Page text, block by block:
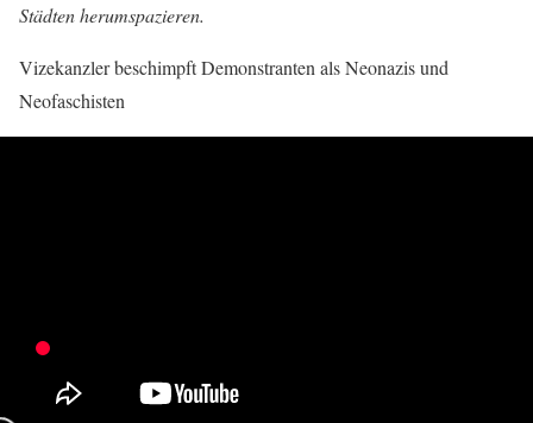
Städten herumspazieren.
Vizekanzler beschimpft Demonstranten als Neonazis und
Neofaschisten